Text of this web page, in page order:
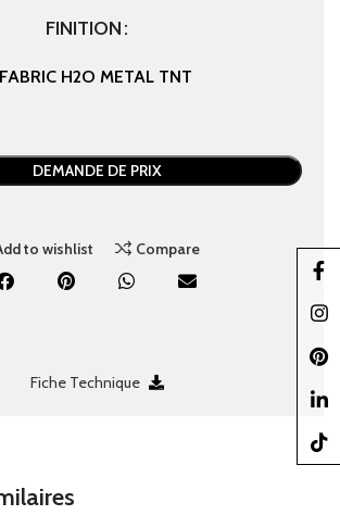
FINITION
FABRIC H2O METAL TNT
DEMANDE DE PRIX
to wishlist Compare
Fiche Technique